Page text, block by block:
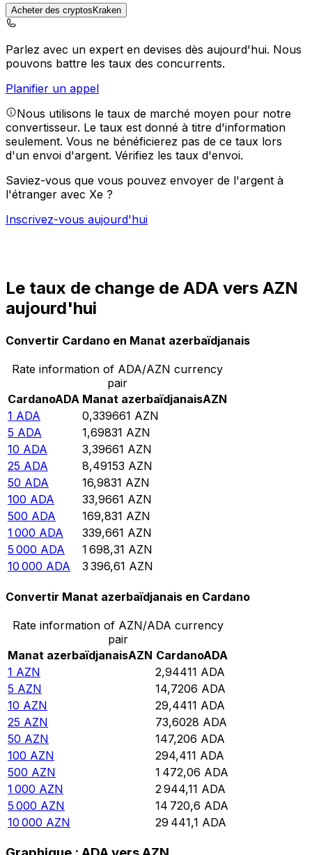
Acheter des cryptosKraken
Parlez avec un expert en devises dès aujourd'hui. Nous
pouvons battre les taux des concurrents.
Planifier un appel
Nous utilisons le taux de marché moyen pour notre
convertisseur. Le taux est donné à titre d'information
seulement. Vous ne bénéficierez pas de ce taux lors
d'un envoi d'argent. Vérifiez les taux d'envoi.
Saviez-vous que vous pouvez envoyer de l'argent à
l'étranger avec Xe ?
Inscrivez-vous aujourd'hui
Le taux de change de ADA vers AZN
aujourd'hui
Convertir Cardano en Manat azerbaïdjanais
Rate information of ADA/AZN currency
pair
CardanoADA Manat azerbaïdjanaisAZN
1 ADA 0,339661 AZN
5 ADA 1,69831 AZN
10 ADA 3,39661 AZN
25 ADA 8,49153 AZN
50 ADA 16,9831 AZN
100 ADA 33,9661 AZN
500 ADA 169,831 AZN
1 000 ADA 339,661 AZN
5 000 ADA 1 698,31 AZN
10 000 ADA 3 396,61 AZN
Convertir Manat azerbaïdjanais en Cardano
Rate information of AZN/ADA currency
pair
Manat azerbaïdjanaisAZN CardanoADA
1 AZN 2,94411 ADA
5 AZN 14,7206 ADA
10 AZN 29,4411 ADA
25 AZN 73,6028 ADA
50 AZN 147,206 ADA
100 AZN 294,411 ADA
500 AZN 1 472,06 ADA
1 000 AZN 2 944,11 ADA
5 000 AZN 14 720,6 ADA
10 000 AZN 29 441,1 ADA